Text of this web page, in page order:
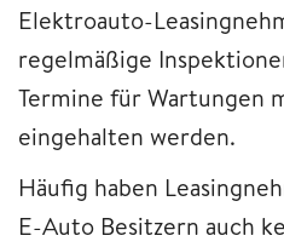
Elektroauto-
regelmäßige
Termine für Wartungen
eingehalten werden.
Häufig haben
E-Auto Besitzern auch